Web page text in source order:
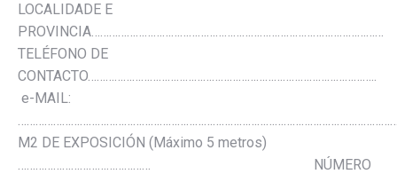
LOCALIDADE E
PROVINCIA………………………………………………………………………………………
TELÉFONO DE
CONTACTO……………………………………………………………………………………..
e-MAIL:
M2 DE EXPOSICIÓN (Máximo 5 metros)
……………………………………… NÚMERO